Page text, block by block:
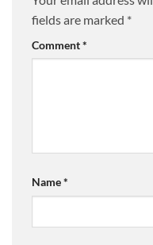
fields are marked *
Comment*
Name*